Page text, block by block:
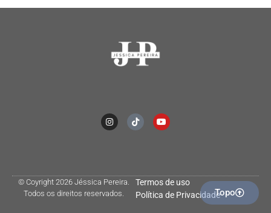
© Coyright 2026 Jéssica Pereira.
Todos os direitos reservados.
Termos de uso
Política de PrivacidadeTopo